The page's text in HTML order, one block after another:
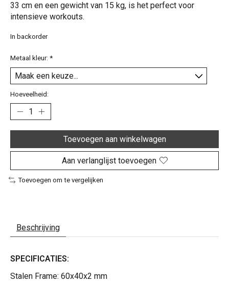
33 cm en een gewicht van 15 kg, is het perfect voor
intensieve workouts.
In backorder
Metaal kleur: *
Hoeveelheid:
Toevoegen aan winkelwagen
Aan verlanglijst toevoegen
Toevoegen om te vergelijken
Beschrijving
SPECIFICATIES:
Stalen Frame: 60x40x2 mm